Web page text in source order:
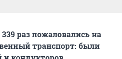
раз пожаловались на
транспорт: были